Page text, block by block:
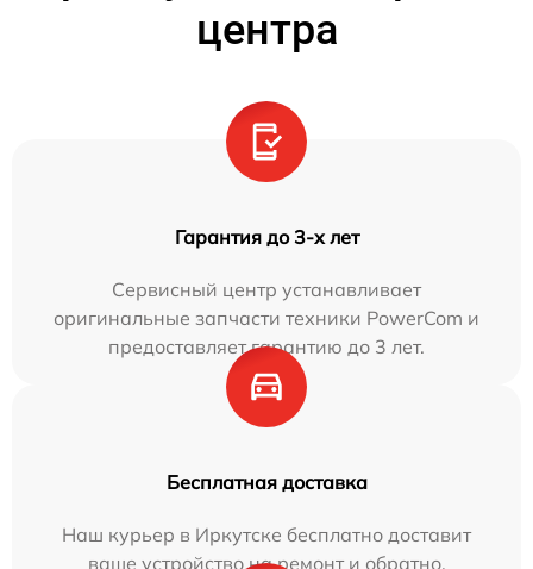
центра
Гарантия до 3-х лет
Сервисный центр устанавливает
оригинальные запчасти техники PowerCom и
предоставляет гарантию до 3 лет.
Бесплатная доставка
Наш курьер в Иркутске бесплатно доставит
ваше устройство на ремонт и обратно.